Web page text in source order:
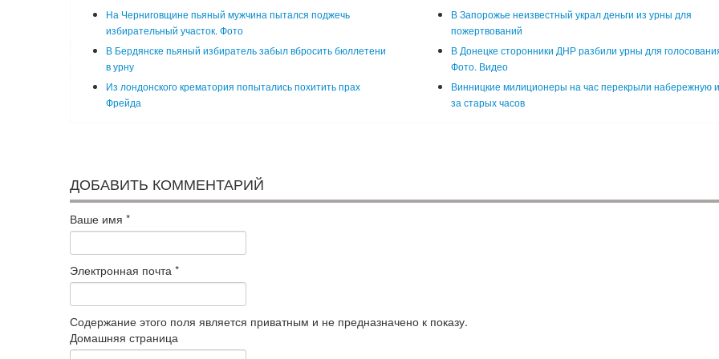
На Черниговщине пьяный мужчина пытался поджечь
избирательный участок. Фото
В Запорожье неизвестный украл деньги из урны для
пожертвований
В Бердянске пьяный избиратель забыл вбросить бюллетени
в урну
В Донецке сторонники ДНР разбили урны для
Фото. Видео
Из лондонского крематория попытались похитить прах
Фрейда
Винницкие милиционеры на час перекрыли набережную
за старых часов
ДОБАВИТЬ КОММЕНТАРИЙ
Ваше имя *
Электронная почта *
Содержание этого поля является приватным и не предназначено к показу.
Домашняя страница